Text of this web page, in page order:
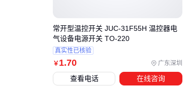
￥ 1.70 广东深圳
常开型温控开关 JUC-31F55H 温控器电
气设备电源开关 TO-220
真实性已核验
查看电话 在线咨询